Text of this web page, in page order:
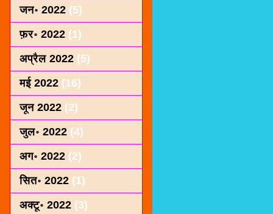
जन॰ 2022 (5)
फ़र॰ 2022 (1)
अप्रैल 2022 (5)
मई 2022 (16)
जून 2022 (2)
जुल॰ 2022 (4)
अग॰ 2022 (2)
सित॰ 2022 (1)
अक्टू॰ 2022 (3)